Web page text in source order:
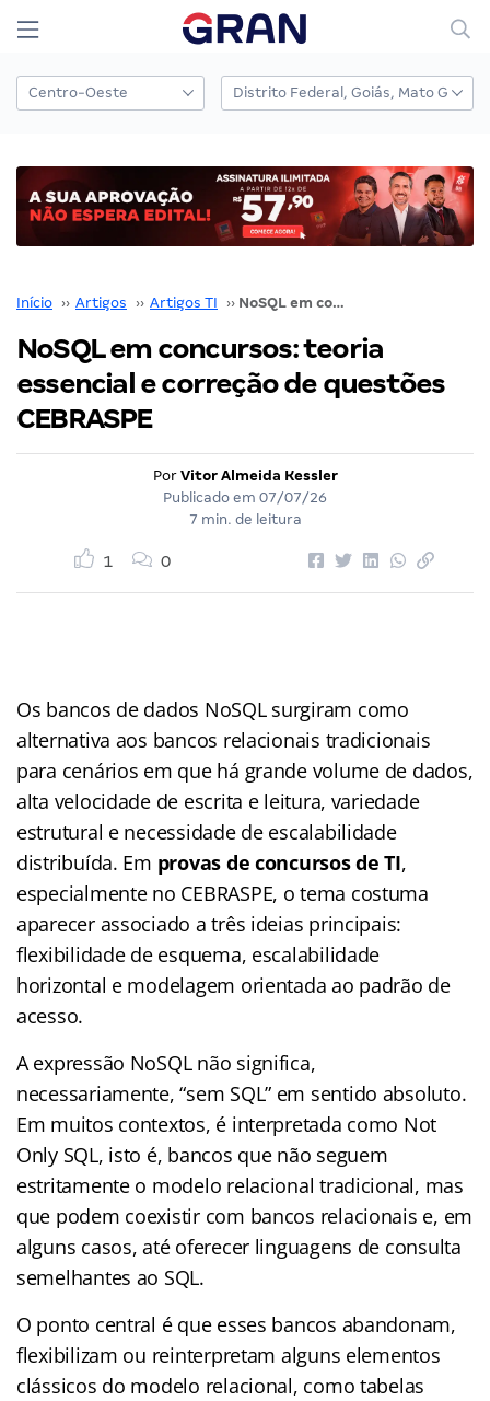
Início ›› Artigos ›› Artigos TI ›› NoSQL em concursos: teoria essencial e correção de questões CEBRASPE
NoSQL em concursos: teoria
essencial e correção de questões
CEBRASPE
Por Vitor Almeida Kessler
Publicado em 07/07/26
7 min. de leitura
1 0
Os bancos de dados NoSQL surgiram como
alternativa aos bancos relacionais tradicionais
para cenários em que há grande volume de dados,
alta velocidade de escrita e leitura, variedade
estrutural e necessidade de escalabilidade
distribuída. Em provas de concursos de TI,
especialmente no CEBRASPE, o tema costuma
aparecer associado a três ideias principais:
flexibilidade de esquema, escalabilidade
horizontal e modelagem orientada ao padrão de
acesso.
A expressão NoSQL não significa,
necessariamente, “sem SQL” em sentido absoluto.
Em muitos contextos, é interpretada como Not
Only SQL, isto é, bancos que não seguem
estritamente o modelo relacional tradicional, mas
que podem coexistir com bancos relacionais e, em
alguns casos, até oferecer linguagens de consulta
semelhantes ao SQL.
O ponto central é que esses bancos abandonam,
flexibilizam ou reinterpretam alguns elementos
clássicos do modelo relacional, como tabelas